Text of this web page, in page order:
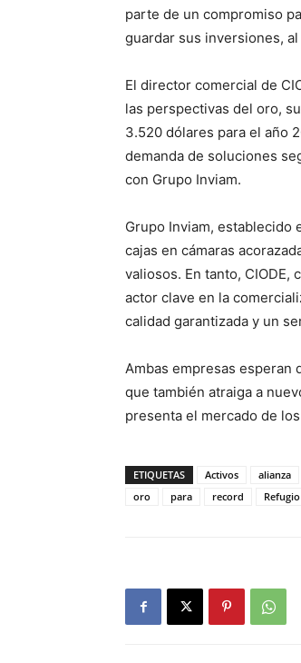
parte de un compromiso
guardar sus inversiones,
El director comercial de
las perspectivas del oro,
3.520 dólares para el año
demanda de soluciones
con Grupo Inviam.
Grupo Inviam, establecido
cajas en cámaras
valiosos. En tanto,
actor clave en la
calidad garantizada y un
Ambas empresas esperan
que también atraiga a
presenta el mercado de
ETIQUETAS Activos alianza
oro
para record Refugio